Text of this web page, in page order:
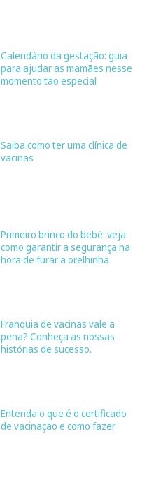
Calendário da gestação: guia
para ajudar as mamães nesse
momento tão especial
Saiba como ter uma clínica de
vacinas
Primeiro brinco do bebê: veja
como garantir a segurança na
hora de furar a orelhinha
Franquia de vacinas vale a
pena? Conheça as nossas
histórias de sucesso.
Entenda o que é o certificado
de vacinação e como fazer